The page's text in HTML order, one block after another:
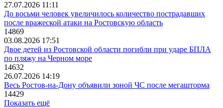
27.07.2026 11:11
До восьми человек увеличилось количество пострадавших
после вражеской атаки на Ростовскую область
14869
03.08.2026 17:51
Двое детей из Ростовской области погибли при ударе БПЛА
по пляжу на Черном море
14632
26.07.2026 14:19
Весь Ростов-на-Дону объявили зоной ЧС после мегашторма
14429
Показать ещё